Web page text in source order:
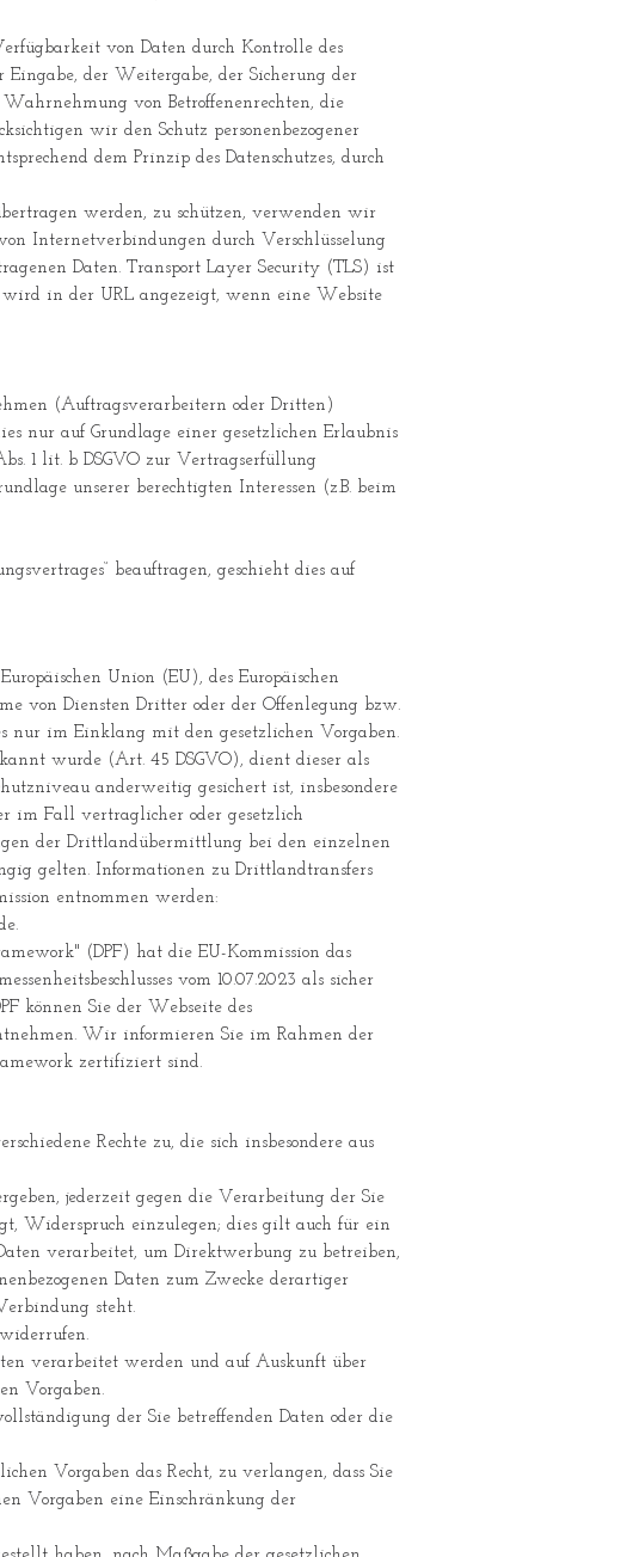
von Daten durch Kontrolle des
Eingabe, der Weitergabe, der Sicherung der
von Betroffenenrechten, die
wir den Schutz personenbezogener
dem Prinzip des Datenschutzes, durch
werden, zu schützen, verwenden wir
Internetverbindungen durch Verschlüsselung
Daten. Transport Layer Security (TLS) ist
wird in der URL angezeigt, wenn eine Website
(Auftragsverarbeitern oder Dritten)
nur auf Grundlage einer gesetzlichen Erlaubnis
1 lit. b DSGVO zur Vertragserfüllung
unserer berechtigten Interessen (z.B. beim
beauftragen, geschieht dies auf
Union (EU), des Europäischen
von Diensten Dritter oder der Offenlegung bzw.
nur im Einklang mit den gesetzlichen Vorgaben.
wurde (Art. 45 DSGVO), dient dieser als
anderweitig gesichert ist, insbesondere
im Fall vertraglicher oder gesetzlich
der Drittlandübermittlung bei den einzelnen
gelten. Informationen zu Drittlandtransfers
entnommen werden:
(DPF) hat die EU-Kommission das
vom 10.07.2023 als sicher
können Sie der Webseite des
Wir informieren Sie im Rahmen der
zertifiziert sind.
Rechte zu, die sich insbesondere aus
jederzeit gegen die Verarbeitung der Sie
Widerspruch einzulegen; dies gilt auch für ein
verarbeitet, um Direktwerbung zu betreiben,
Daten zum Zwecke derartiger
steht.
verarbeitet werden und auf Auskunft über
Vorgaben.
der Sie betreffenden Daten oder die
Vorgaben das Recht, zu verlangen, dass Sie
Vorgaben eine Einschränkung der